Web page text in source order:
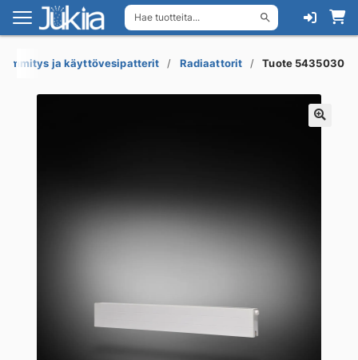
Hae tuotteita...
Siirry
navigointiin
Siirry
sisältöön
ja käyttövesipatterit Radiaattorit Tuote 5435030